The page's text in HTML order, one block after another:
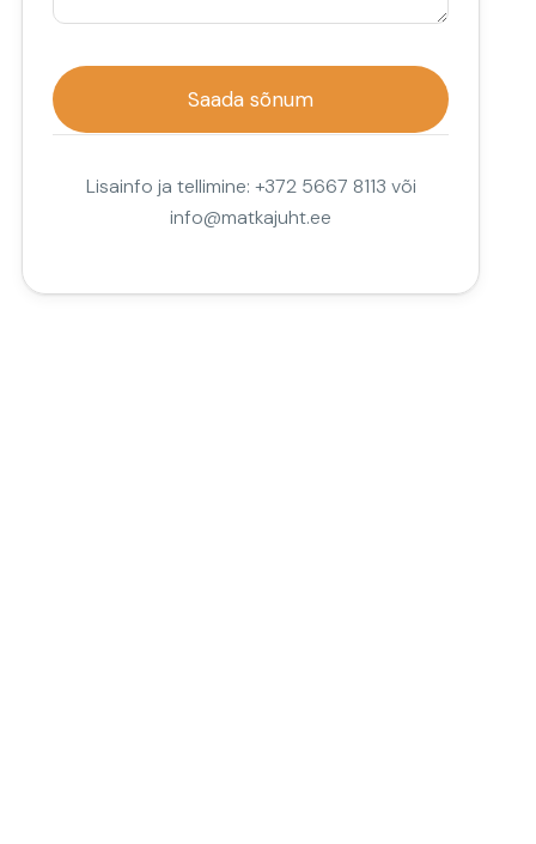
Lisainfo ja tellimine: +372 5667 8113 või
info@matkajuht.ee